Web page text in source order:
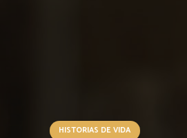
HISTORIAS DE VIDA